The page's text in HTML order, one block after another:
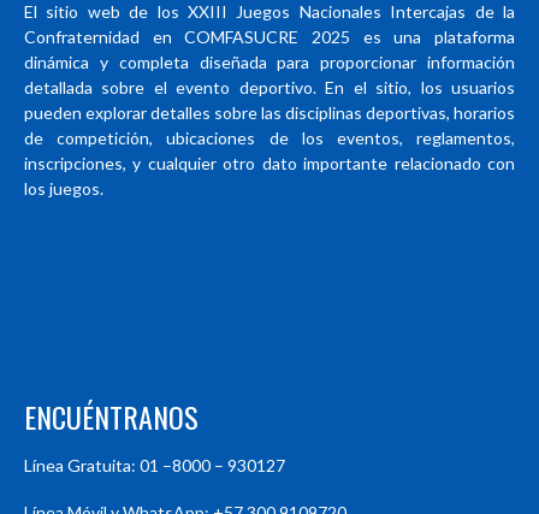
El sitio web de los XXIII Juegos Nacionales Intercajas de la
Confraternidad en COMFASUCRE 2025 es una plataforma
dinámica y completa diseñada para proporcionar información
detallada sobre el evento deportivo. En el sitio, los usuarios
pueden explorar detalles sobre las disciplinas deportivas, horarios
de competición, ubicaciones de los eventos, reglamentos,
inscripciones, y cualquier otro dato importante relacionado con
los juegos.
ENCUÉNTRANOS
Línea Gratuita: 01 –8000 – 930127